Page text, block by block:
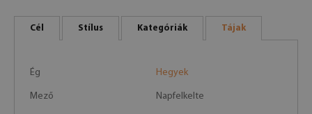
Cél Stílus Kategóriák Tájak
Ég Hegyek
Mező Napfelkelte